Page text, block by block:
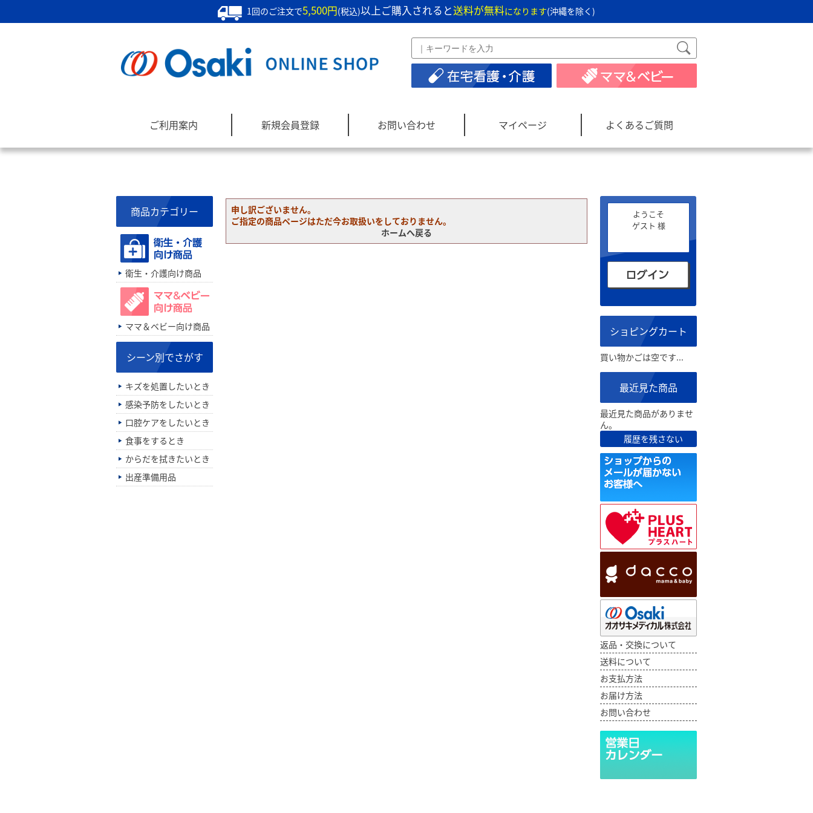
1回のご注文で5,500円(税込)以上ご購入されると送料が無料になります(沖縄を除く)
ご利用案内 新規会員登録 お問い合わせ マイページ よくあるご質問
申し訳ございません。
ご指定の商品ページはただ今お取扱いをしておりません。
ホームへ戻る
商品カテゴリー
衛生・介護向け商品
ママ＆ベビー向け商品
シーン別でさがす
キズを処置したいとき
感染予防をしたいとき
口腔ケアをしたいとき
食事をするとき
からだを拭きたいとき
出産準備用品
ようこそ
ゲスト 様
ショピングカート
買い物かごは空です...
最近見た商品
最近見た商品がありませ
ん。
履歴を残さない
返品・交換について
送料について
お支払方法
お届け方法
お問い合わせ